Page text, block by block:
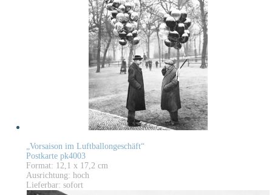
„Vorsaison im Luftballongeschäft“
Postkarte pk4003
Format: 12,1 x 17,2 cm
Ausrichtung: hoch
Lieferbar: sofort